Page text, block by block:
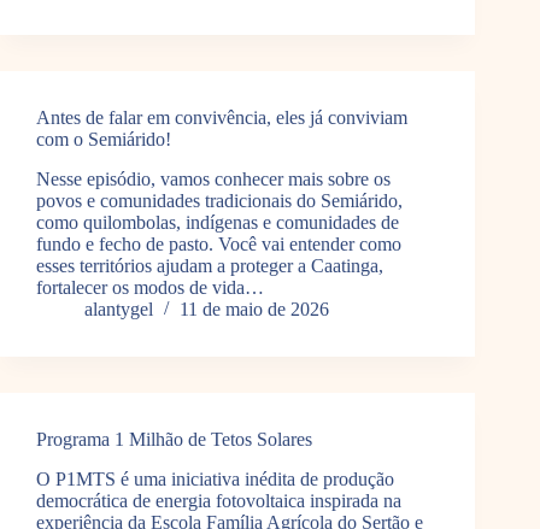
Antes de falar em convivência, eles já conviviam
com o Semiárido!
Nesse episódio, vamos conhecer mais sobre os
povos e comunidades tradicionais do Semiárido,
como quilombolas, indígenas e comunidades de
fundo e fecho de pasto. Você vai entender como
esses territórios ajudam a proteger a Caatinga,
fortalecer os modos de vida…
alantygel
11 de maio de 2026
Programa 1 Milhão de Tetos Solares
O P1MTS é uma iniciativa inédita de produção
democrática de energia fotovoltaica inspirada na
experiência da Escola Família Agrícola do Sertão e